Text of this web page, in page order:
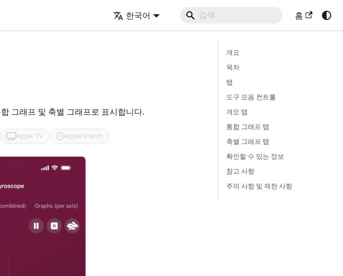
한국어 홈
그래프 및 축별 그래프로 표시합니다.
Apple TV Apple Watch
개요
목차
탭
도구 모음 컨트롤
개요 탭
통합 그래프 탭
축별 그래프 탭
확인할 수 있는 정보
참고 사항
주의 사항 및 제한 사항